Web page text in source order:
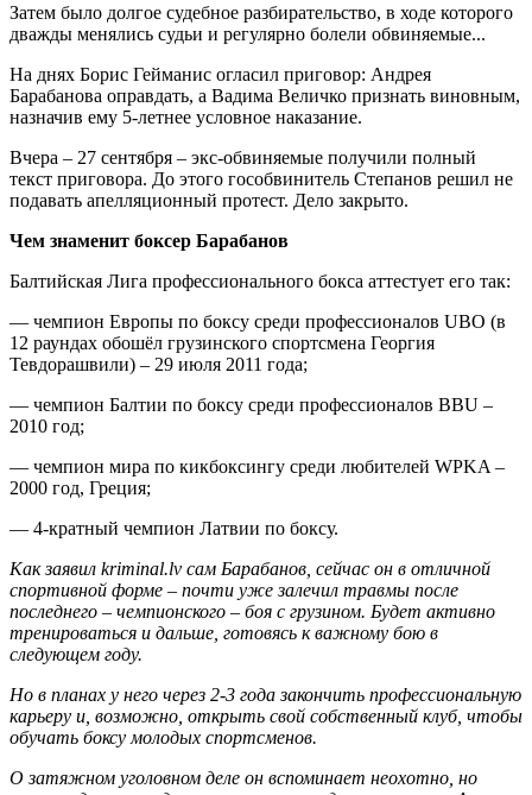
Затем было долгое судебное разбирательство, в ходе которого
дважды менялись судьи и регулярно болели обвиняемые...
На днях Борис Гейманис огласил приговор: Андрея
Барабанова оправдать, а Вадима Величко признать виновным,
назначив ему 5-летнее условное наказание.
Вчера – 27 сентября – экс-обвиняемые получили полный
текст приговора. До этого гособвинитель Степанов решил не
подавать апелляционный протест. Дело закрыто.
Чем знаменит боксер Барабанов
Балтийская Лига профессионального бокса аттестует его так:
— чемпион Европы по боксу среди профессионалов UBO (в
12 раундах обошёл грузинского спортсмена Георгия
Тевдорашвили) – 29 июля 2011 года;
— чемпион Балтии по боксу среди профессионалов BBU –
2010 год;
— чемпион мира по кикбоксингу среди любителей WPKA –
2000 год, Греция;
— 4-кратный чемпион Латвии по боксу.
Как заявил kriminal.lv сам Барабанов, сейчас он в отличной
спортивной форме – почти уже залечил травмы после
последнего – чемпионского – боя с грузином. Будет активно
тренироваться и дальше, готовясь к важному бою в
следующем году.
Но в планах у него через 2-3 года закончить профессиональную
карьеру и, возможно, открыть свой собственный клуб, чтобы
обучать боксу молодых спортсменов.
О затяжном уголовном деле он вспоминает неохотно, но